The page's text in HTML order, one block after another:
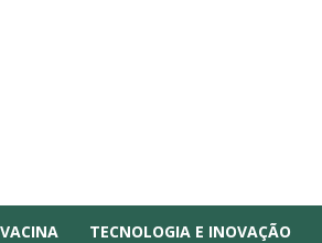
VACINA TECNOLOGIA E INOVAÇÃO